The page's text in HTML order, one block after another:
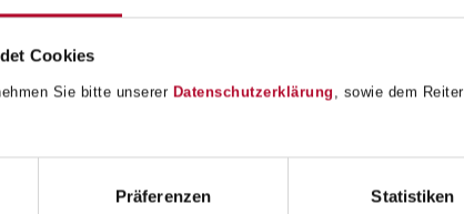
Cookies
Sie bitte unserer Datenschutzerklärung , sowie dem
Präferenzen Statistiken
–